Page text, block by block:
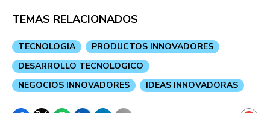
TEMAS RELACIONADOS
TECNOLOGIA
PRODUCTOS INNOVADORES
DESARROLLO TECNOLOGICO
NEGOCIOS INNOVADORES
IDEAS INNOVADORAS